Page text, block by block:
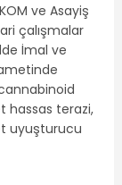
ve Asayiş
çalışmalar
İmal ve
hassas terazi,
uyuşturucu